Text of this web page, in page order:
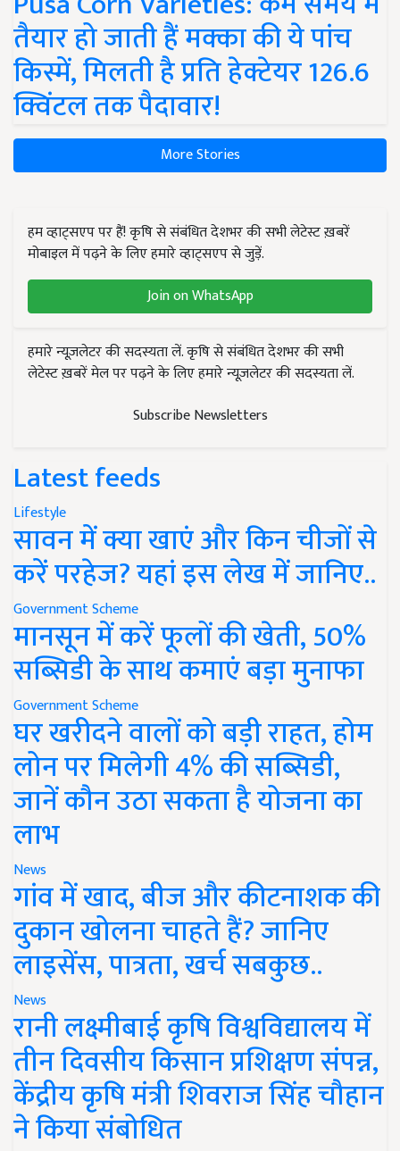
तैयार हो जाती हैं मक्का की ये पांच
किस्में, मिलती है प्रति हेक्टेयर 126.6
क्विंटल तक पैदावार!
More Stories
हम व्हाट्सएप पर हैं! कृषि से संबंधित देशभर की सभी लेटेस्ट ख़बरें
मोबाइल में पढ़ने के लिए हमारे व्हाट्सएप से जुड़ें.
Join on WhatsApp
हमारे न्यूज़लेटर की सदस्यता लें. कृषि से संबंधित देशभर की सभी
लेटेस्ट ख़बरें मेल पर पढ़ने के लिए हमारे न्यूज़लेटर की सदस्यता लें.
Subscribe Newsletters
Latest feeds
Lifestyle
सावन में क्या खाएं और किन चीजों से
करें परहेज? यहां इस लेख में जानिए..
Government Scheme
मानसून में करें फूलों की खेती, 50%
सब्सिडी के साथ कमाएं बड़ा मुनाफा
Government Scheme
घर खरीदने वालों को बड़ी राहत, होम
लोन पर मिलेगी 4% की सब्सिडी,
जानें कौन उठा सकता है योजना का
लाभ
News
गांव में खाद, बीज और कीटनाशक की
दुकान खोलना चाहते हैं? जानिए
लाइसेंस, पात्रता, खर्च सबकुछ..
News
रानी लक्ष्मीबाई कृषि विश्वविद्यालय में
तीन दिवसीय किसान प्रशिक्षण संपन्न,
केंद्रीय कृषि मंत्री शिवराज सिंह चौहान
ने किया संबोधित